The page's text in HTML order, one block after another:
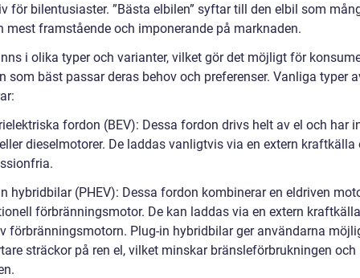
för bilentusiaster. ”Bästa elbilen” syftar till den elbil som
mest framstående och imponerande på marknaden.
i olika typer och varianter, vilket gör det möjligt för
som bäst passar deras behov och preferenser. Vanliga typer
fordon (BEV): Dessa fordon drivs helt av el och har
dieselmotorer. De laddas vanligtvis via en extern kraftkälla
hybridbilar (PHEV): Dessa fordon kombinerar en eldriven
förbränningsmotor. De kan laddas via en extern
förbränningsmotorn. Plug-in hybridbilar ger användarna
sträckor på ren el, vilket minskar bränsleförbrukningen och